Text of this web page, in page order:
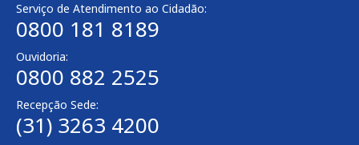
Serviço de Atendimento ao Cidadão:
0800 181 8189
Ouvidoria:
0800 882 2525​
Recepção Sede:
(31) 3263 4200